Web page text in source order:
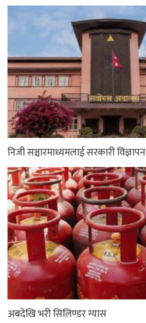
निजी सञ्चारमाध्यमलाई सरकारी विज्ञापन
अबदेखि भरी सिलिण्डर ग्यास